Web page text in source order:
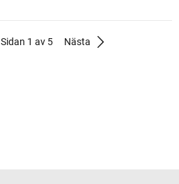
Sidan 1 av 5 Nästa